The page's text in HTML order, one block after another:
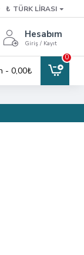
₺ TÜRK LIRASI
Hesabım
Giriş / Kayıt
- 0,00₺
0